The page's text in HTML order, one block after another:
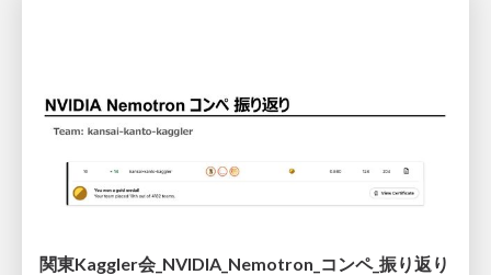
関東Kaggler会_NVIDIA_Nemotron_コンペ_振り返り